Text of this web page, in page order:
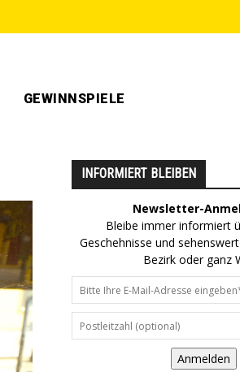
GEWINNSPIELE
INFORMIERT BLEIBEN
Newsletter-
Bleibe immer informiert
Geschehnisse und
Bezirk oder ganz
Anmelden